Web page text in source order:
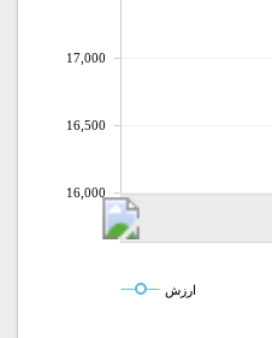
16,000
16,500
17,000
ارزش